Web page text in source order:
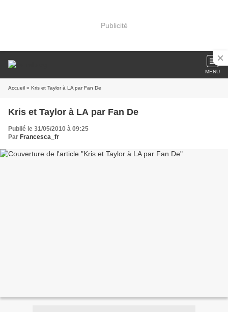
Publicité
MENU
Accueil » Kris et Taylor à LA par Fan De
Kris et Taylor à LA par Fan De
Publié le 31/05/2010 à 09:25
Par Francesca_fr